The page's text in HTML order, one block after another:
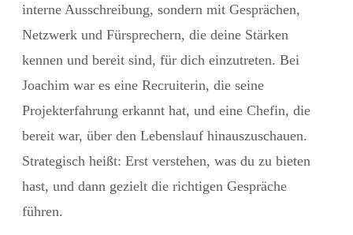
interne Ausschreibung, sondern mit Gesprächen,
Netzwerk und Fürsprechern, die deine Stärken
kennen und bereit sind, für dich einzutreten. Bei
Joachim war es eine Recruiterin, die seine
Projekterfahrung erkannt hat, und eine Chefin, die
bereit war, über den Lebenslauf hinauszuschauen.
Strategisch heißt: Erst verstehen, was du zu bieten
hast, und dann gezielt die richtigen Gespräche
führen.